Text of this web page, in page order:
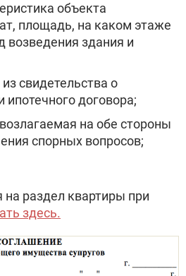
объекта
площадь, на каком этаже
возведения здания и
свидетельства о
ипотечного договора;
на обе стороны
спорных вопросов;
раздел квартиры при
здесь.